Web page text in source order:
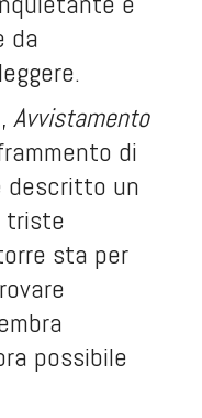
da
Avvistamento
di
descritto un
triste
sta per
possibile